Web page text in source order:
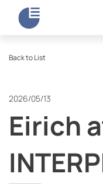
Back to List
2026/05/13
Eirich